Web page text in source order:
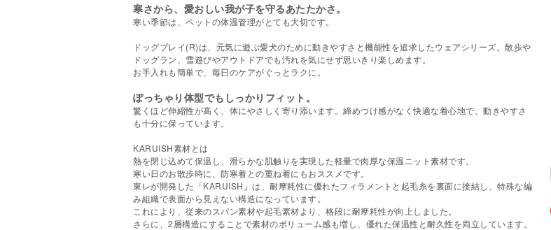
寒さから、愛おしい我が子を守るあたたかさ。
寒い季節は、ペットの体温管理がとても大切です。
ドッグプレイ(R)は、元気に遊ぶ愛犬のために動きやすさと機能性を追求したウェアシリーズ。散歩や
ドッグラン、雪遊びやアウトドアでも汚れを気にせず思いきり楽しめます。
お手入れも簡単で、毎日のケアがぐっとラクに。
ぽっちゃり体型でもしっかりフィット。
驚くほど伸縮性が高く、体にやさしく寄り添います。締めつけ感がなく快適な着心地で、動きやすさ
も十分に保っています。
KARUISH素材とは
熱を閉じ込めて保温し、滑らかな肌触りを実現した軽量で肉厚な保温ニット素材です。
寒い日のお散歩時に、防寒着との重ね着にもおススメです。
東レが開発した「KARUISH」は、耐摩耗性に優れたフィラメントと起毛糸を裏面に接結し、特殊な編
み組織で表面から見えない構造になっています。
これにより、従来のスパン素材や起毛素材より、格段に耐摩耗性が向上しました。
さらに、2層構造にすることで素材のボリューム感も増し、優れた保温性と耐久性を両立しています。